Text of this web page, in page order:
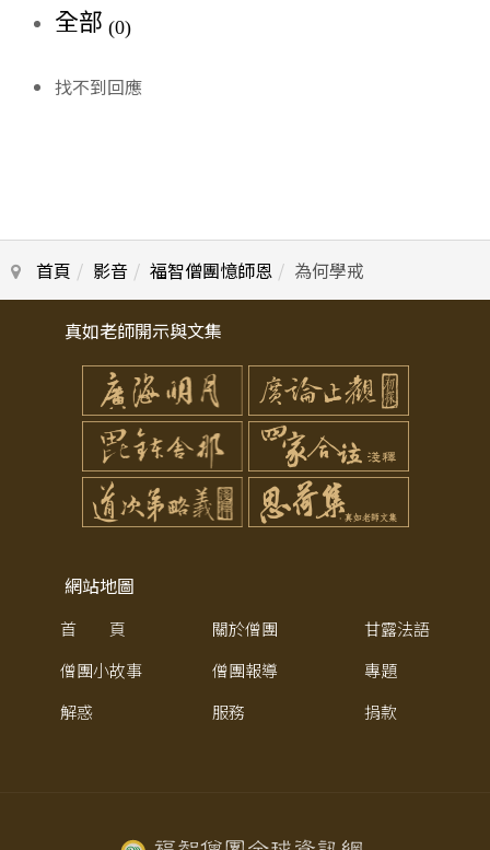
全部 (0)
找不到回應
首頁 影音 福智僧團憶師恩 為何學戒
真如老師開示與文集
網站地圖
首 頁 關於僧團
甘露法語
僧團小故事
僧團報導
專題
解惑
服務 捐款